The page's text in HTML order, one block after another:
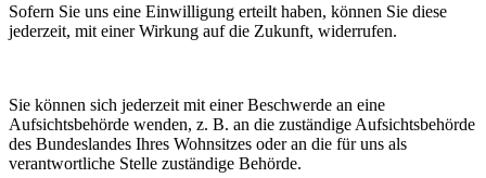
Sofern Sie uns eine Einwilligung erteilt haben, können Sie diese
jederzeit, mit einer Wirkung auf die Zukunft, widerrufen.
Sie können sich jederzeit mit einer Beschwerde an eine
Aufsichtsbehörde wenden, z. B. an die zuständige Aufsichtsbehörde
des Bundeslandes Ihres Wohnsitzes oder an die für uns als
verantwortliche Stelle zuständige Behörde.